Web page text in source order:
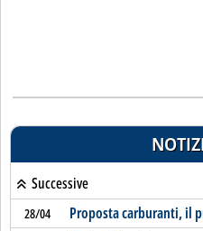
Successive
28/04 Proposta carburanti, il